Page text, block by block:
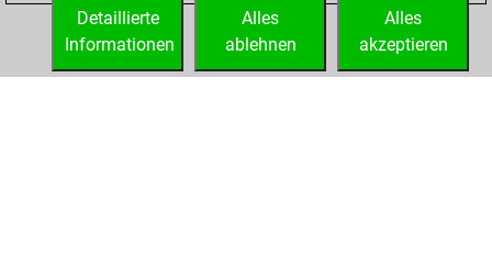
ginkgo-52 1314
ginkgo-52 1319
ginkgo-52 1324 w
STARTSEITE ERFOLGE
Alles
akzeptieren
Alles
ablehnen
Detaillierte
Informationen